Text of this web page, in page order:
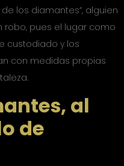
los diamantes”, alguien
pues el lugar como
custodiado y los
con medidas propias
al
de